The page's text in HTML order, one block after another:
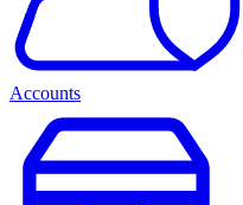
Accounts